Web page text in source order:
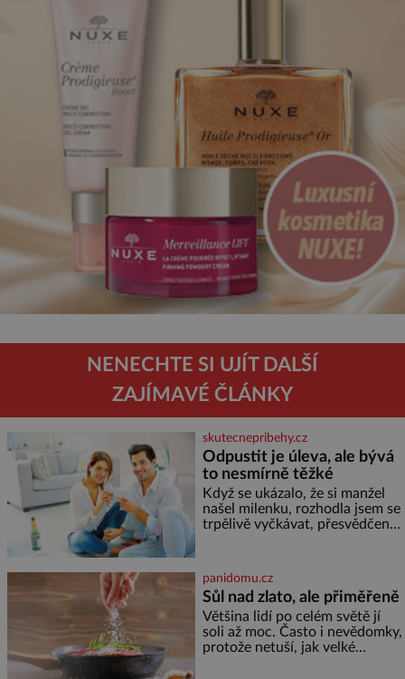
NENECHTE SI UJÍT DALŠÍ
ZAJÍMAVÉ ČLÁNKY
skutecnepribehy.cz
Odpustit je úleva, ale bývá
to nesmírně těžké
Když se ukázalo, že si manžel
našel milenku, rozhodla jsem se
trpělivě vyčkávat, přesvědčena,
nejtěžších věcí na světě. Ale
každý, kdo s tím má nějaké
zkušenosti, se zapřísahá, že
pokud odpustíte, znatelně se
vám uleví. Když se ke mně
doneslo, že si manžel pořídil
panidomu.cz
Sůl nad zlato, ale přiměřeně
Většina lidí po celém světě jí
soli až moc. Často i nevědomky,
protože netuší, jak velké